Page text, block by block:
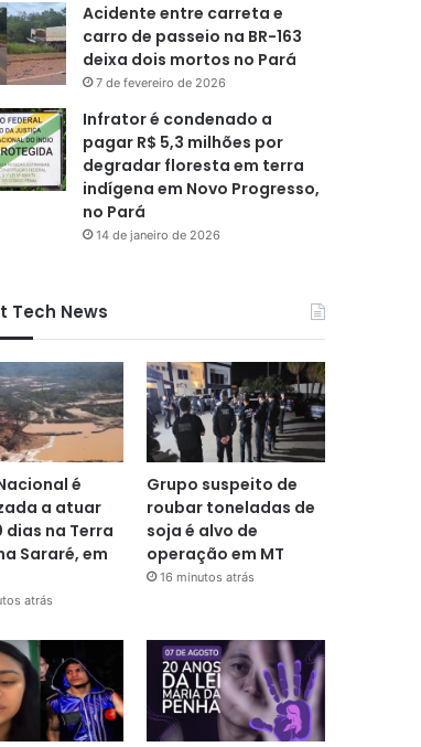
Acidente entre carreta e
carro de passeio na BR-163
deixa dois mortos no Pará
7 de fevereiro de 2026
Infrator é condenado a
pagar R$ 5,3 milhões por
degradar floresta em terra
indígena em Novo Progresso,
no Pará
14 de janeiro de 2026
Tech News
é
a atuar
dias na Terra
Sararé, em
atrás
Grupo suspeito de
roubar toneladas de
soja é alvo de
operação em MT
16 minutos atrás